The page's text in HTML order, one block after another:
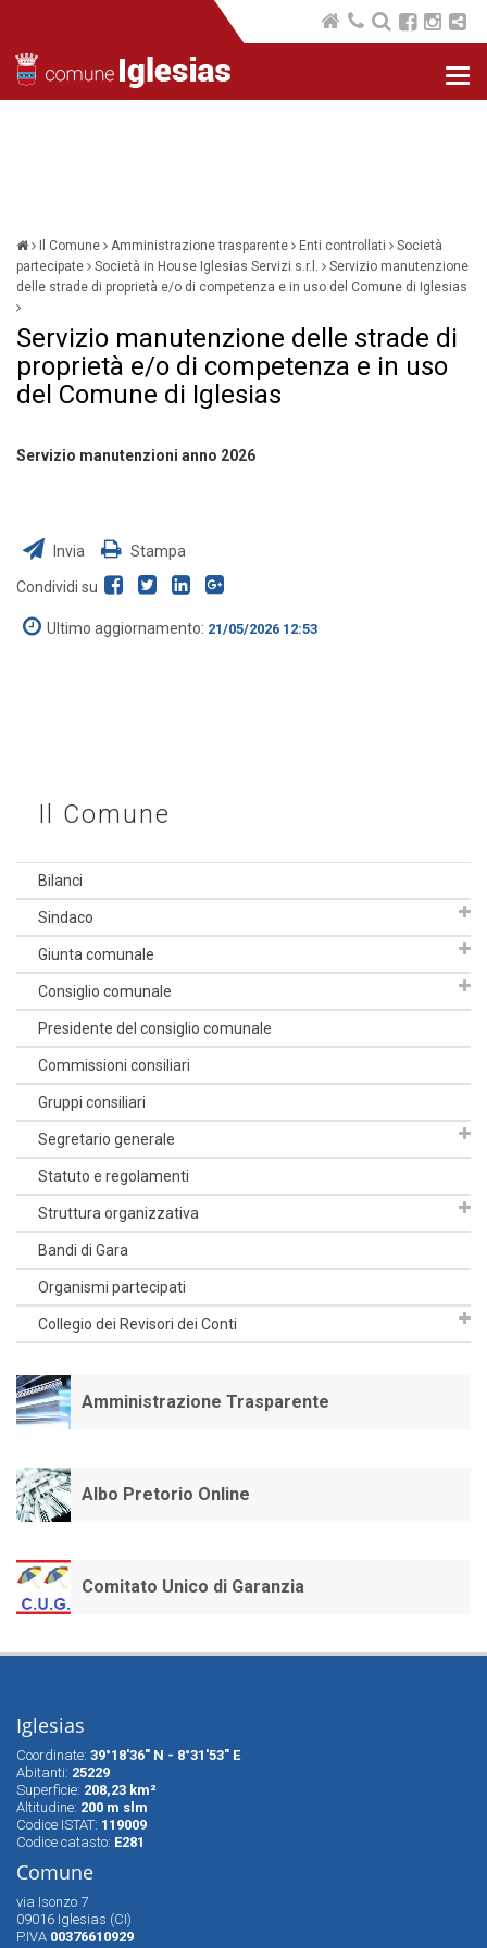
Il Comune Amministrazione trasparente Enti controllati
Società
partecipate
Società in House Iglesias Servizi s.r.l.
Servizio manutenzione
delle strade di proprietà e/o di competenza e in uso del Comune di Iglesias
Servizio manutenzione delle strade di
proprietà e/o di competenza e in uso
del Comune di Iglesias
Servizio manutenzioni anno 2026
Invia Stampa
Condividi su
Ultimo aggiornamento: 21/05/2026 12:53
Il Comune
Bilanci
Sindaco
Giunta comunale
Consiglio comunale
Presidente del consiglio comunale
Commissioni consiliari
Gruppi consiliari
Segretario generale
Statuto e regolamenti
Struttura organizzativa
Bandi di Gara
Organismi partecipati
Collegio dei Revisori dei Conti
Amministrazione Trasparente
Albo Pretorio Online
Comitato Unico di Garanzia
Iglesias
Coordinate: 39°18'36" N - 8°31'53" E
Abitanti: 25229
Superfìcie: 208,23 km²
Altitudine: 200 m slm
Codice ISTAT: 119009
Codice catasto: E281
Comune
via Isonzo 7
09016 Iglesias (CI)
P.IVA 00376610929